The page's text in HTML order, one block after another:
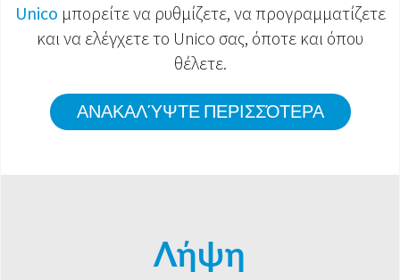
Unico μπορείτε να ρυθμίζετε, να προγραμματίζετε
και να ελέγχετε το Unico σας, όποτε και όπου
θέλετε.
ΑΝΑΚΑΛΎΨΤΕ ΠΕΡΙΣΣΌΤΕΡΑ
Λήψη